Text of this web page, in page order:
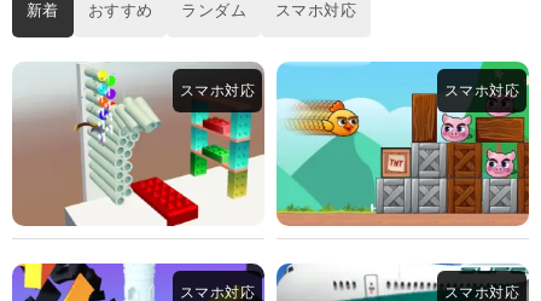
新着 おすすめ ランダム スマホ対応